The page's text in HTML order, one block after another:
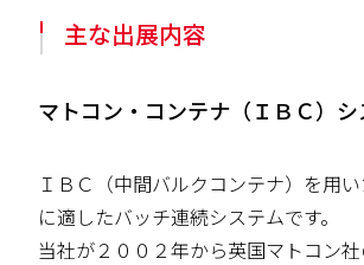
主な出展内容
マトコン・コンテナ（ＩＢＣ）シ
ＩＢＣ（中間バルクコンテナ）を用
に適したバッチ連続システムです。
当社が２００２年から英国マトコン